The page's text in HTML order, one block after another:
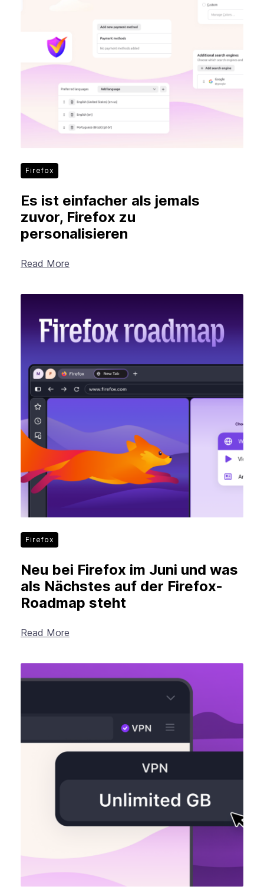
Firefox
Es ist einfacher als jemals
zuvor, Firefox zu
personalisieren
Read More
Firefox
Neu bei Firefox im Juni und was
als Nächstes auf der Firefox-
Roadmap steht
Read More